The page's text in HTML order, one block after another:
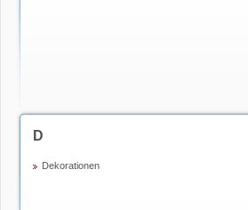
D
Dekorationen